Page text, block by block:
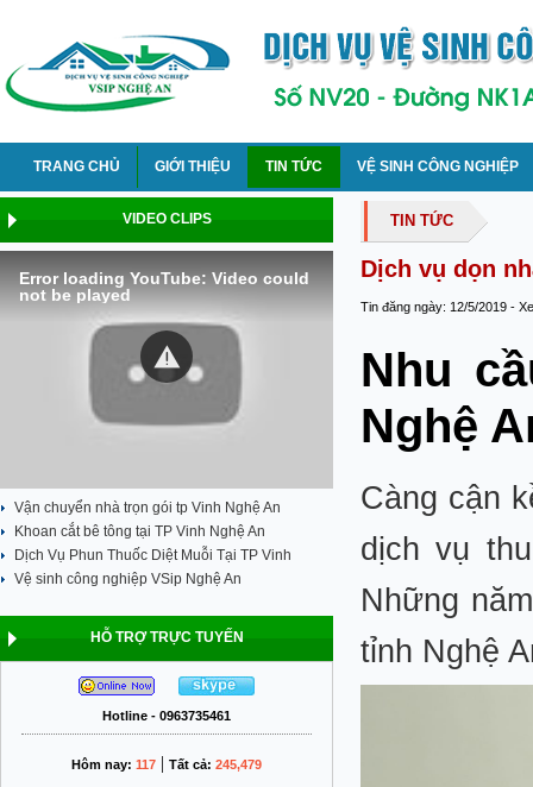
TRANG CHỦ GIỚI THIỆU TIN TỨC VỆ SINH CÔNG NGHIỆP
VIDEO CLIPS
Error loading YouTube: Video could
not be played
Vận chuyển nhà trọn gói tp Vinh Nghệ An
Khoan cắt bê tông tại TP Vinh Nghệ An
Dịch Vụ Phun Thuốc Diệt Muỗi Tại TP Vinh
Vệ sinh công nghiệp VSip Nghệ An
HỖ TRỢ TRỰC TUYẾN
Hotline - 0963735461
Hôm nay: 117 | Tất cả: 245,479
TIN TỨC
Dịch vụ dọn
Tin đăng ngày: 12/5/2019 -
Nhu
Nghệ
Càng cận
dịch vụ
Những
tỉnh Nghệ